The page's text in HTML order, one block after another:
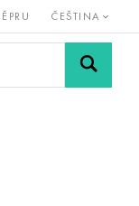
ČEŠTINA
Sítě a